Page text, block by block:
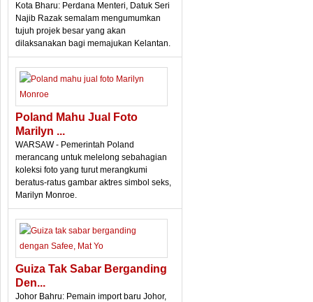
Kota Bharu: Perdana Menteri, Datuk Seri
Najib Razak semalam mengumumkan
tujuh projek besar yang akan
dilaksanakan bagi memajukan Kelantan.
Poland Mahu Jual Foto
Marilyn ...
WARSAW - Pemerintah Poland
merancang untuk melelong sebahagian
koleksi foto yang turut merangkumi
beratus-ratus gambar aktres simbol seks,
Marilyn Monroe.
Guiza Tak Sabar Berganding
Den...
Johor Bahru: Pemain import baru Johor,